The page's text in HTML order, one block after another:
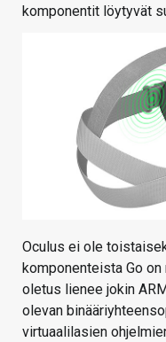
komponentit löytyvät
Oculus ei ole
komponenteista Go
oletus lienee jokin
olevan
virtuaalilasien